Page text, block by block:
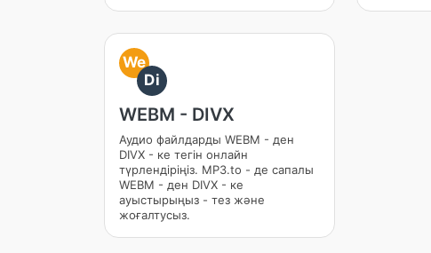
We
Di
WEBM - DIVX
Аудио файлдарды WEBM - ден
DIVX - ке тегін онлайн
түрлендіріңіз. MP3.to - де сапалы
WEBM - ден DIVX - ке
ауыстырыңыз - тез және
жоғалтусыз.